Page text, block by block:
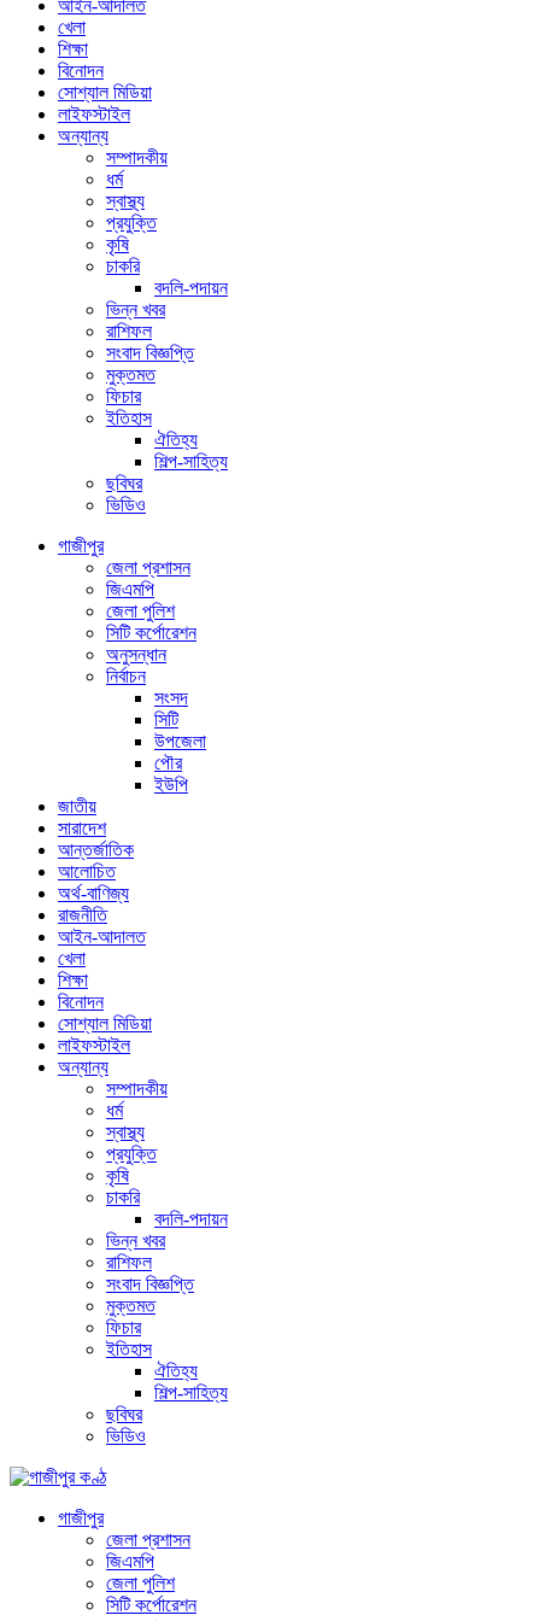
আইন-আদালত
খেলা
শিক্ষা
বিনোদন
সোশ্যাল মিডিয়া
লাইফস্টাইল
অন্যান্য
সম্পাদকীয়
ধর্ম
স্বাস্থ্য
প্রযুক্তি
কৃষি
চাকরি
বদলি-পদায়ন
ভিন্ন খবর
রাশিফল
সংবাদ বিজ্ঞপ্তি
মুক্তমত
ফিচার
ইতিহাস
ঐতিহ্য
শিল্প-সাহিত্য
ছবিঘর
ভিডিও
গাজীপুর
জেলা প্রশাসন
জিএমপি
জেলা পুলিশ
সিটি কর্পোরেশন
অনুসন্ধান
নির্বাচন
সংসদ
সিটি
উপজেলা
পৌর
ইউপি
জাতীয়
সারাদেশ
আন্তর্জাতিক
আলোচিত
অর্থ-বাণিজ্য
রাজনীতি
আইন-আদালত
খেলা
শিক্ষা
বিনোদন
সোশ্যাল মিডিয়া
লাইফস্টাইল
অন্যান্য
সম্পাদকীয়
ধর্ম
স্বাস্থ্য
প্রযুক্তি
কৃষি
চাকরি
বদলি-পদায়ন
ভিন্ন খবর
রাশিফল
সংবাদ বিজ্ঞপ্তি
মুক্তমত
ফিচার
ইতিহাস
ঐতিহ্য
শিল্প-সাহিত্য
ছবিঘর
ভিডিও
গাজীপুর
জেলা প্রশাসন
জিএমপি
জেলা পুলিশ
সিটি কর্পোরেশন